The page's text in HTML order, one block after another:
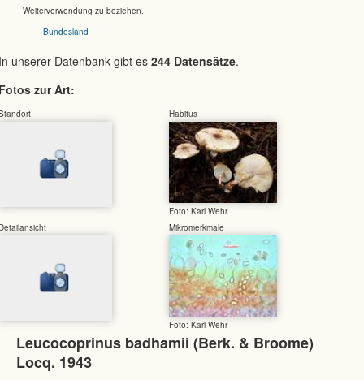
Weiterverwendung zu beziehen.
Bundesland
unserer Datenbank gibt es 244 Datensätze.
zur Art:
Habitus
Foto: Karl Wehr
Mikromerkmale
Foto: Karl Wehr
Leucocoprinus badhamii (Berk. & Broome)
Locq. 1943